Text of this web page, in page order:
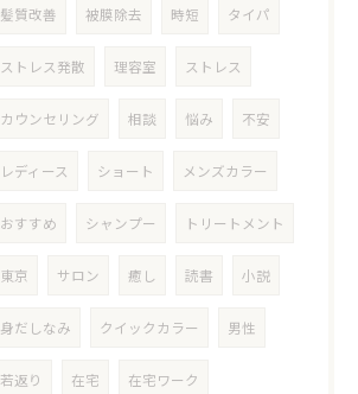
髪質改善 被膜除去 時短 タイパ
ストレス発散 理容室 ストレス
カウンセリング 相談 悩み 不安
レディース ショート メンズカラー
おすすめ シャンプー トリートメント
東京 サロン 癒し 読書 小説
身だしなみ クイックカラー 男性
若返り 在宅 在宅ワーク